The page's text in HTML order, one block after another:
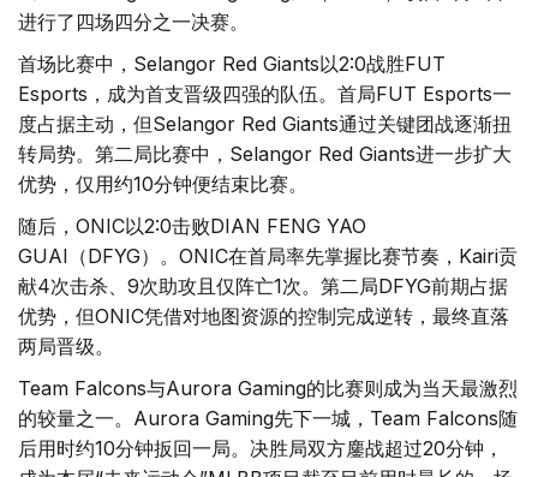
进行了四场四分之一决赛。
首场比赛中，Selangor Red Giants以2:0战胜FUT
Esports，成为首支晋级四强的队伍。首局FUT Esports一
度占据主动，但Selangor Red Giants通过关键团战逐渐扭
转局势。第二局比赛中，Selangor Red Giants进一步扩大
优势，仅用约10分钟便结束比赛。
随后，ONIC以2:0击败DIAN FENG YAO
GUAI（DFYG）。ONIC在首局率先掌握比赛节奏，Kairi贡
献4次击杀、9次助攻且仅阵亡1次。第二局DFYG前期占据
优势，但ONIC凭借对地图资源的控制完成逆转，最终直落
两局晋级。
Team Falcons与Aurora Gaming的比赛则成为当天最激烈
的较量之一。Aurora Gaming先下一城，Team Falcons随
后用时约10分钟扳回一局。决胜局双方鏖战超过20分钟，